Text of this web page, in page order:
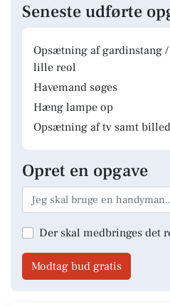
Seneste udførte
Opsætning af gardinstang
lille reol
Havemand søges
Hæng lampe op
Opsætning af tv samt
Opret en opgave
Der skal medbringes det
Modtag bud gratis